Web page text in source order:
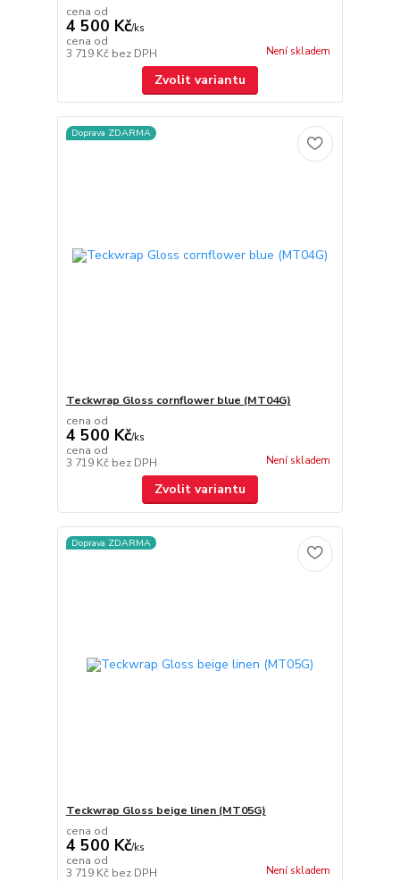
cena od
4 500 Kč/ks
cena od
3 719 Kč bez DPH Není skladem
Zvolit variantu
Doprava ZDARMA
Teckwrap Gloss cornflower blue (MT04G)
cena od
4 500 Kč/ks
cena od
3 719 Kč bez DPH Není skladem
Zvolit variantu
Doprava ZDARMA
Teckwrap Gloss beige linen (MT05G)
cena od
4 500 Kč/ks
cena od
3 719 Kč bez DPH Není skladem